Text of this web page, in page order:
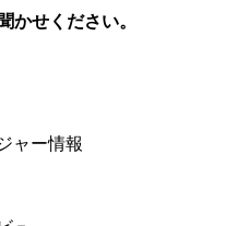
かせください。
ャー情報